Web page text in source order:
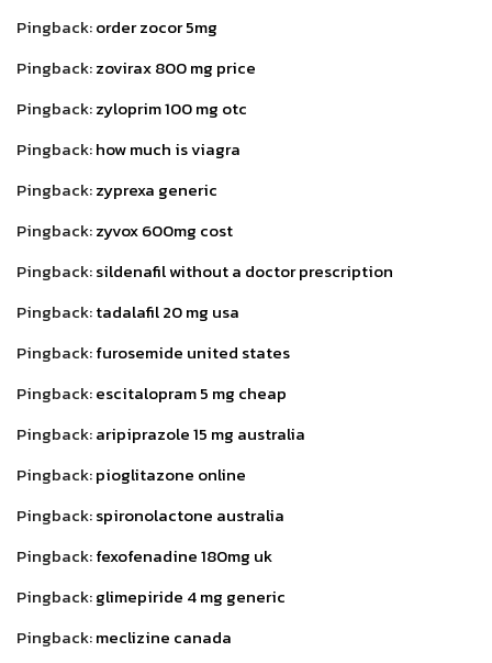
Pingback:order zocor 5mg
Pingback:zovirax 800 mg price
Pingback:zyloprim 100 mg otc
Pingback:how much is viagra
Pingback:zyprexa generic
Pingback:zyvox 600mg cost
Pingback:sildenafil without a doctor prescription
Pingback:tadalafil 20 mg usa
Pingback:furosemide united states
Pingback:escitalopram 5 mg cheap
Pingback:aripiprazole 15 mg australia
Pingback:pioglitazone online
Pingback:spironolactone australia
Pingback:fexofenadine 180mg uk
Pingback:glimepiride 4 mg generic
Pingback:meclizine canada